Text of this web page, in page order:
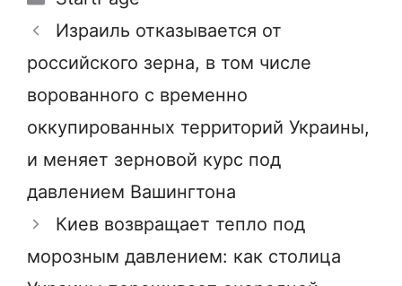
Израиль отказывается от
российского зерна, в том числе
ворованного с временно
оккупированных территорий Украины,
и меняет зерновой курс под
давлением Вашингтона
Киев возвращает тепло под
морозным давлением: как столица